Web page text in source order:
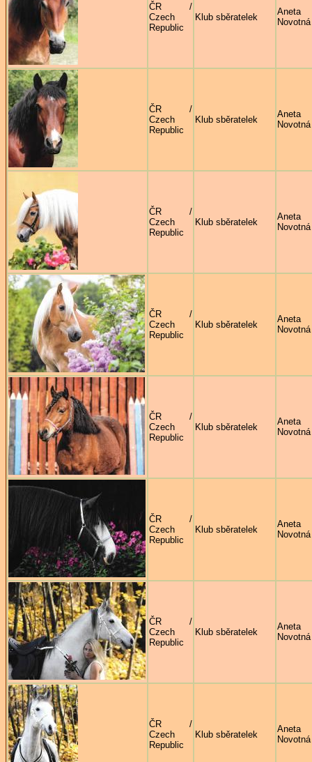
ČR /
Czech
Republic
Klub sběratelek
Aneta
Novotná
ČR /
Czech
Republic
Klub sběratelek
Aneta
Novotná
ČR /
Czech
Republic
Klub sběratelek
Aneta
Novotná
ČR /
Czech
Republic
Klub sběratelek
Aneta
Novotná
ČR /
Czech
Republic
Klub sběratelek
Aneta
Novotná
ČR /
Czech
Republic
Klub sběratelek
Aneta
Novotná
ČR /
Czech
Republic
Klub sběratelek
Aneta
Novotná
ČR /
Czech
Republic
Klub sběratelek
Aneta
Novotná